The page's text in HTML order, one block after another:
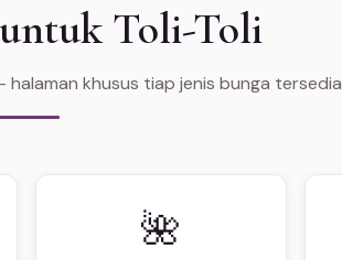
untuk Toli-Toli
khusus tiap jenis bunga tersedia
🌺